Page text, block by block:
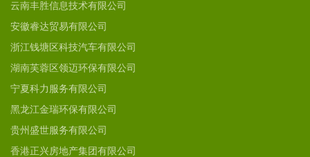
云南丰胜信息技术有限公司
安徽睿达贸易有限公司
浙江钱塘区科技汽车有限公司
湖南芙蓉区领迈环保有限公司
宁夏科力服务有限公司
黑龙江金瑞环保有限公司
贵州盛世服务有限公司
香港正兴房地产集团有限公司